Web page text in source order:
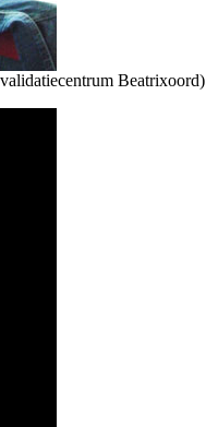
Beatrixoord)